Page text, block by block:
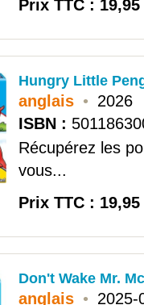
Prix TTC : 19,95
Hungry Little
anglais • 2026
ISBN :
Récupérez les
vous...
Prix TTC : 19,95
Don't Wake Mr.
anglais • 2025-